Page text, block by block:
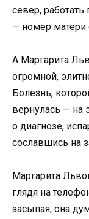
север,
— номер матери
А Маргарита
огромной,
Болезнь,
вернулась — на
о диагнозе,
сославшись на
Маргарита
глядя на
засыпая, она